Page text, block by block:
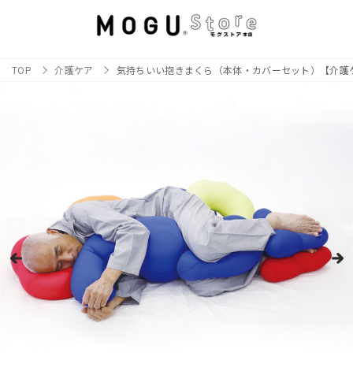
TOP 介護ケア 気持ちいい抱きまくら（本体・カバーセット）【介護